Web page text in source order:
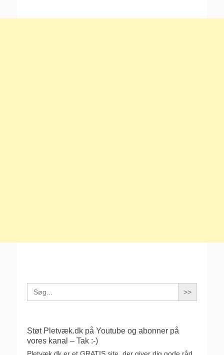
Search
for:
Støt Pletvæk.dk på Youtube og abonner på
vores kanal – Tak :-)
Pletvæk.dk er et GRATIS site, der giver dig gode råd